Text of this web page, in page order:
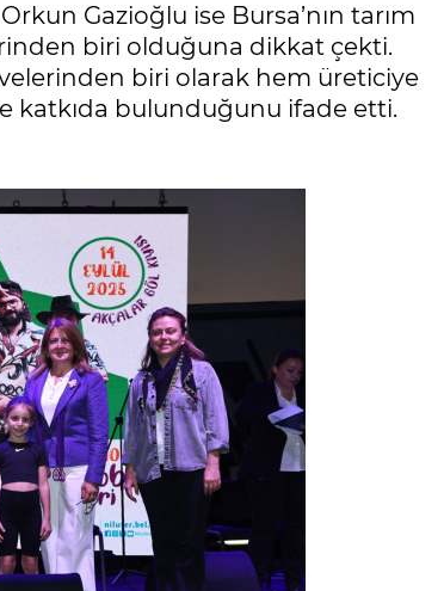
Gazioğlu ise Bursa’nın tarım
biri olduğuna dikkat çekti.
biri olarak hem üreticiye
katkıda bulunduğunu ifade etti.